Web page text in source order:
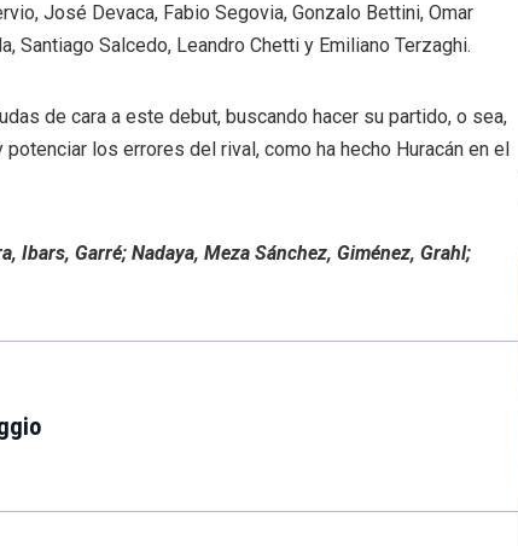
José Devaca, Fabio Segovia, Gonzalo Bettini, Omar
Santiago Salcedo, Leandro Chetti y Emiliano Terzaghi.
de cara a este debut, buscando hacer su partido, o sea,
los errores del rival, como ha hecho Huracán en el
Ibars, Garré; Nadaya, Meza Sánchez, Giménez, Grahl;